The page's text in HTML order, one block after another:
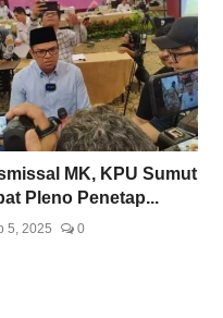
MK, KPU Sumut
Pleno Penetap...
5, 2025 0